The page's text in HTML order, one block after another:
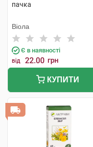
пачка
Віола
Є в наявності
від 22.00 грн
КУПИТИ